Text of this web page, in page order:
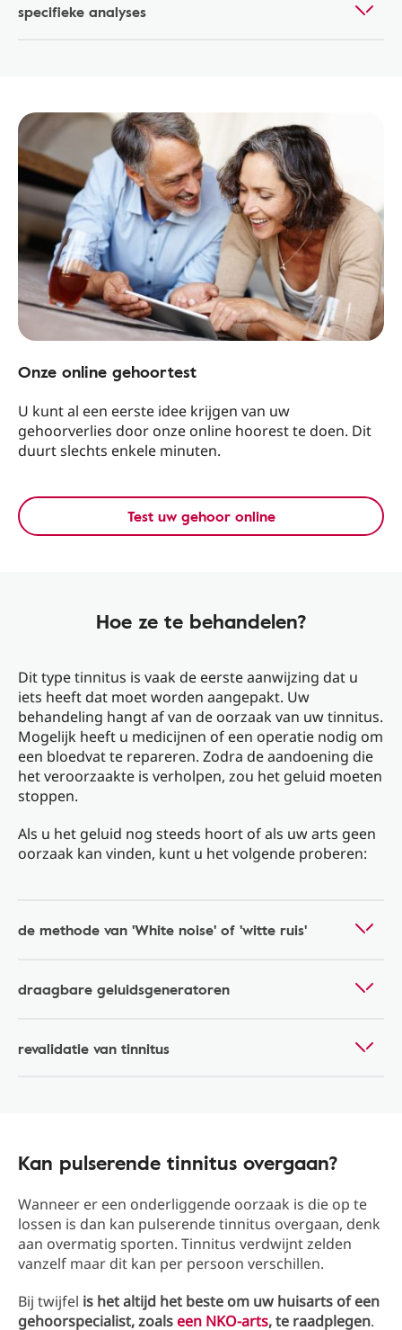
specifieke analyses
Onze online gehoortest
U kunt al een eerste idee krijgen van uw
gehoorverlies door onze online hoorest te doen. Dit
duurt slechts enkele minuten.
Test uw gehoor online
Hoe ze te behandelen?
Dit type tinnitus is vaak de eerste aanwijzing dat u
iets heeft dat moet worden aangepakt. Uw
behandeling hangt af van de oorzaak van uw tinnitus.
Mogelijk heeft u medicijnen of een operatie nodig om
een ​​bloedvat te repareren. Zodra de aandoening die
het veroorzaakte is verholpen, zou het geluid moeten
stoppen.
Als u het geluid nog steeds hoort of als uw arts geen
oorzaak kan vinden, kunt u het volgende proberen:
de methode van 'White noise' of 'witte ruis'
draagbare geluidsgeneratoren
revalidatie van tinnitus
Kan pulserende tinnitus overgaan?
Wanneer er een onderliggende oorzaak is die op te
lossen is dan kan pulserende tinnitus overgaan, denk
aan overmatig sporten. Tinnitus verdwijnt zelden
vanzelf maar dit kan per persoon verschillen.
Bij twijfel is het altijd het beste om uw huisarts of een
gehoorspecialist, zoalseen NKO-arts, te raadplegen.